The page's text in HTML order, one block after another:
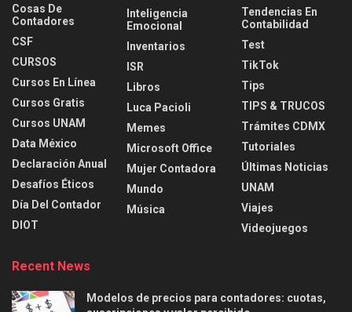
Cosas De
Contadores
CSF
CURSOS
Cursos En Línea
Cursos Gratis
Cursos UNAM
Data México
Declaración Anual
Desafíos Éticos
Día Del Contador
DIOT
Inteligencia
Emocional
Inventarios
ISR
Libros
Luca Pacioli
Memes
Microsoft Office
Mujer Contadora
Mundo
Música
Tendencias En
Contabilidad
Test
TikTok
Tips
TIPS & TRUCOS
Trámites CDMX
Tutoriales
Últimas Noticias
UNAM
Viajes
Videojuegos
Recent News
Modelos de precios para contadores: cuotas,